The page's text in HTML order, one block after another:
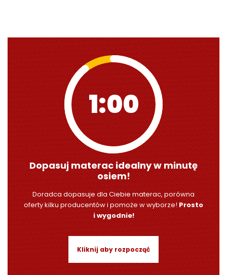
0:59
Dopasuj materac idealny w minutę
osiem!
Doradca dopasuje dla Ciebie materac, porówna
oferty kilku producentów i pomoże w wyborze!Prosto
i wygodnie!
Kliknij aby rozpocząć